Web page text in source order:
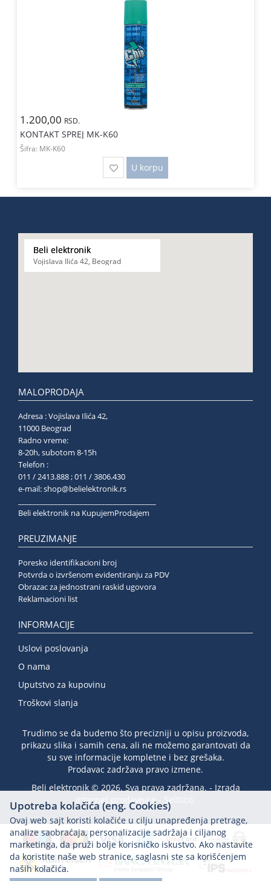
1.200,00 RSD.
KONTAKT SPREJ MK-K60
Šifra: MK-K60
U korpu
Beli elektronik
Vojislava Ilića 42, Beograd
MALOPRODAJA
Adresa : Vojislava Ilića 42,
11000 Beograd
Radno vreme:
8-20h, subotom 8-15h
Telefon :
011 / 2413.888 ; 011 / 3806.430
e-mail:shop@belielektronik.rs
Beli elektronik na KupujemProdajem
PREUZIMANJE
Poresko identifikacioni broj
Potvrda o izvršenom evidentiranju za PDV
Obrazac za jednostrani raskid ugovora
Reklamacioni list
INFORMACIJE
Uslovi poslovanja
O nama
Uputstvo za kupovinu
Troškovi slanja
Trudimo se da budemo što precizniji u opisu proizvoda,
prikazu slika i samih cena, ali ne možemo garantovati da
su sve informacije kompletne i bez grešaka.
Prodavac zadržava pravo izmene.
Beli elektronik © 2026. Sva prava zadržana. - Izrada
internet prodavnice
Selltico.
Upotreba kolačića (eng. Cookies)
Ovaj web sajt koristi kolačiće u cilju unapređenja pretrage,
analize saobraćaja, personalizacije sadržaja i ciljanog
marketinga, da pruži bolje korisničko iskustvo. Ako nastavite
da koristite naše web stranice, saglasni ste sa korišćenjem
naših kolačića.